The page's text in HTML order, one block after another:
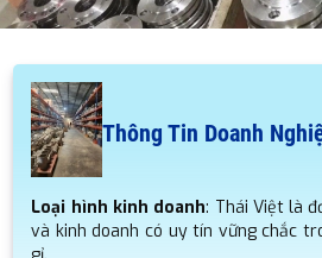
Thông Tin Doanh
Loại hình kinh doanh: Thái Việt là
và kinh doanh có uy tín vững chắc